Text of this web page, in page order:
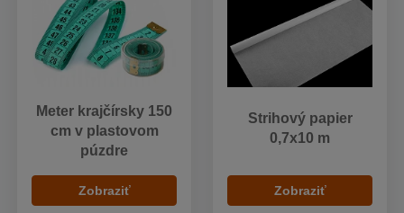
Meter krajčírsky 150
cm v plastovom
púzdre
Zobraziť
Strihový papier
0,7x10 m
Zobraziť